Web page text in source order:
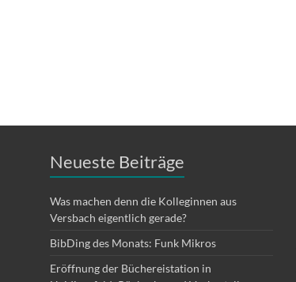
Neueste Beiträge
Was machen denn die Kolleginnen aus
Versbach eigentlich gerade?
BibDing des Monats: Funk Mikros
Eröffnung der Büchereistation in